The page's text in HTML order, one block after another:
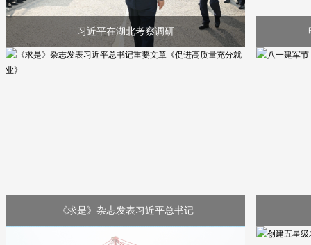
习近平在湖北考察调研
《求是》杂志发表习近平总书记